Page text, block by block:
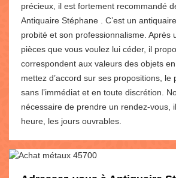
précieux, il est fortement recommandé
Antiquaire Stéphane . C’est un
probité et son professionnalisme. Après
pièces que vous voulez lui céder, il
correspondent aux valeurs des objets
mettez d’accord sur ses propositions, le
sans l’immédiat et en toute discrétion.
nécessaire de prendre un rendez-vous,
heure, les jours ouvrables.